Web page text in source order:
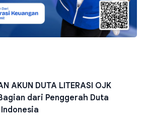
AKUN DUTA LITERASI OJK
dari Penggerah Duta